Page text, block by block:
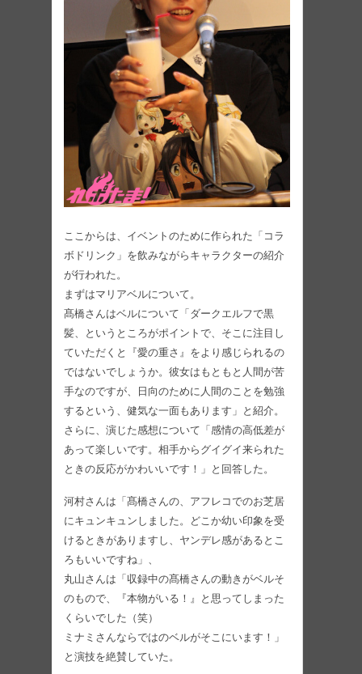
ここからは、イベントのために作られた「コラ
ボドリンク」を飲みながらキャラクターの紹介
が行われた。
まずはマリアベルについて。
髙橋さんはベルについて「ダークエルフで黒
髪、というところがポイントで、そこに注目し
ていただくと『愛の重さ』をより感じられるの
ではないでしょうか。彼女はもともと人間が苦
手なのですが、日向のために人間のことを勉強
するという、健気な一面もあります」と紹介。
さらに、演じた感想について「感情の高低差が
あって楽しいです。相手からグイグイ来られた
ときの反応がかわいいです！」と回答した。
河村さんは「髙橋さんの、アフレコでのお芝居
にキュンキュンしました。どこか幼い印象を受
けるときがありますし、ヤンデレ感があるとこ
ろもいいですね」、
丸山さんは「収録中の髙橋さんの動きがベルそ
のもので、『本物がいる！』と思ってしまった
くらいでした（笑）
ミナミさんならではのベルがそこにいます！」
と演技を絶賛していた。